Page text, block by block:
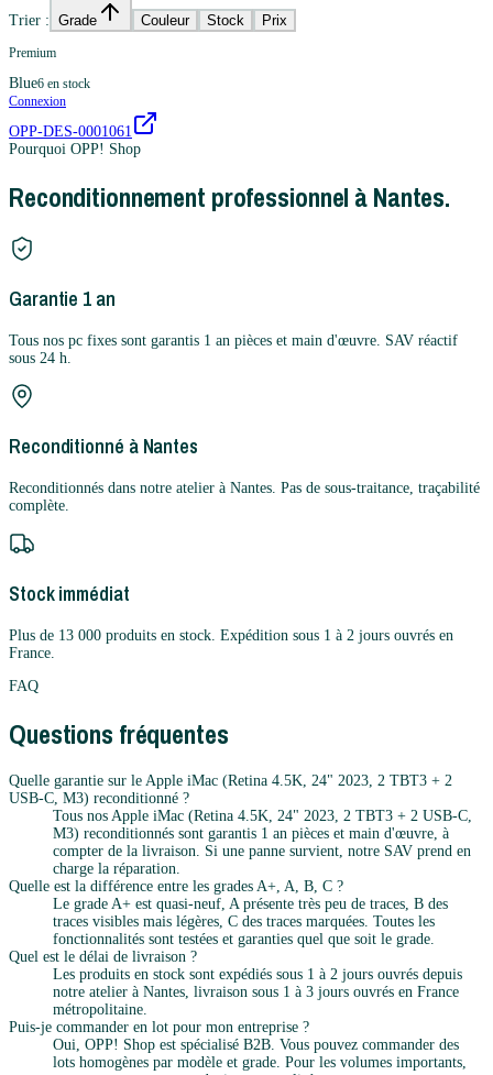
Trier : Grade Couleur Stock Prix
Premium
Blue6 en stock
Connexion
OPP-DES-0001061
Pourquoi OPP! Shop
Reconditionnement professionnel à Nantes.
Garantie 1 an
Tous nos pc fixes sont garantis 1 an pièces et main d'œuvre. SAV réactif
sous 24 h.
Reconditionné à Nantes
Reconditionnés dans notre atelier à Nantes. Pas de sous-traitance, traçabilité
complète.
Stock immédiat
Plus de 13 000 produits en stock. Expédition sous 1 à 2 jours ouvrés en
France.
FAQ
Questions fréquentes
Quelle garantie sur le Apple iMac (Retina 4.5K, 24" 2023, 2 TBT3 + 2
USB-C, M3) reconditionné ?
Tous nos Apple iMac (Retina 4.5K, 24" 2023, 2 TBT3 + 2 USB-C,
M3) reconditionnés sont garantis 1 an pièces et main d'œuvre, à
compter de la livraison. Si une panne survient, notre SAV prend en
charge la réparation.
Quelle est la différence entre les grades A+, A, B, C ?
Le grade A+ est quasi-neuf, A présente très peu de traces, B des
traces visibles mais légères, C des traces marquées. Toutes les
fonctionnalités sont testées et garanties quel que soit le grade.
Quel est le délai de livraison ?
Les produits en stock sont expédiés sous 1 à 2 jours ouvrés depuis
notre atelier à Nantes, livraison sous 1 à 3 jours ouvrés en France
métropolitaine.
Puis-je commander en lot pour mon entreprise ?
Oui, OPP! Shop est spécialisé B2B. Vous pouvez commander des
lots homogènes par modèle et grade. Pour les volumes importants,